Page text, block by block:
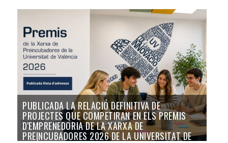
PUBLICADA LA RELACIÓ DEFINITIVA DE
PROJECTES QUE COMPETIRAN EN ELS PREMIS
D'EMPRENEDORIA DE LA XARXA DE
PREINCUBADORES 2026 DE LA UNIVERSITAT DE